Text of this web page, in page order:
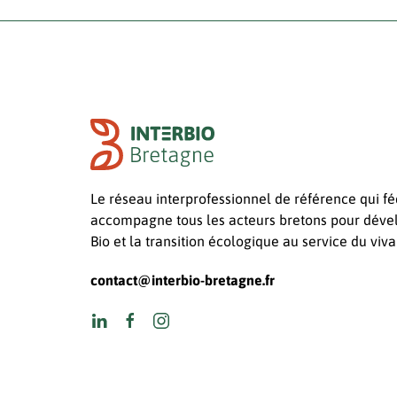
Le réseau interprofessionnel de référence qui
accompagne tous les acteurs bretons pour
Bio et la transition écologique au service du
contact@interbio-bretagne.fr